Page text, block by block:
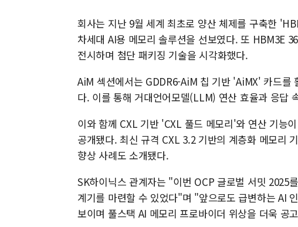
회사는 지난 9월 세계 최초로 양산 체제를 구축한
차세대 AI용 메모리 솔루션을 선보였다. 또 HBM3E
전시하며 첨단 패키징 기술을 시각화했다.
AiM 섹션에서는 GDDR6-AiM 칩 기반 'AiMX' 카드
다. 이를 통해 거대언어모델(LLM) 연산 효율과 응답
이와 함께 CXL 기반 'CXL 풀드 메모리'와 연산 기능
공개됐다. 최신 규격 CXL 3.2 기반의 계층화 메모리
향상 사례도 소개됐다.
SK하이닉스 관계자는 "이번 OCP 글로벌 서밋 2025
계기를 마련할 수 있었다"며 "앞으로도 급변하는 AI
보이며 풀스택 AI 메모리 프로바이더 위상을 더욱 공